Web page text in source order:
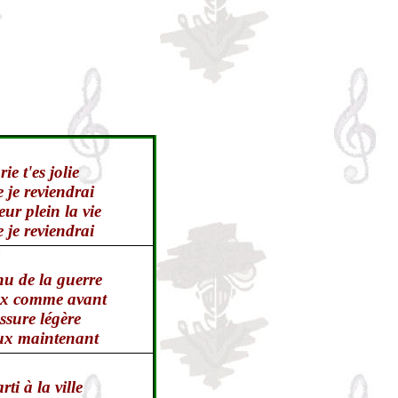
t'es jolie
je reviendrai
plein la vie
je reviendrai
de la guerre
comme avant
légère
maintenant
à la ville